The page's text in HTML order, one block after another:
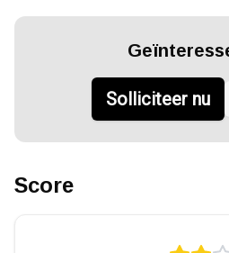
Solliciteer nu
Score